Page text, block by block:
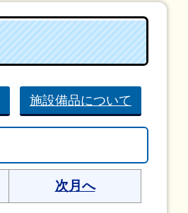
施設備品について
次月へ